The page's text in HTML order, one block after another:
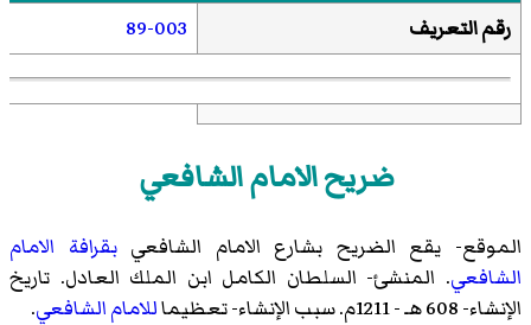
رقم التعريف
89-003
ضريح الامام الشافعي
الموقع- يقع الضريح بشارع الامام الشافعيبقرافة الامام
الشافعي. المنشئ- السلطان الكامل ابن الملك العادل. تاريخ
الإنشاء- 608 هـ - 1211م. سبب الإنشاء- تعظيما
للامام الشافعي.